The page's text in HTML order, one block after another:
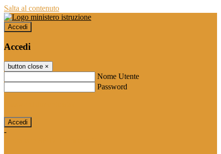
Salta al contenuto
Accedi
Accedi
button close ×
Nome Utente
Password
-